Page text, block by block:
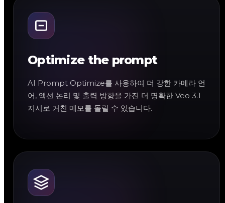
Optimize the prompt
AI Prompt Optimize를 사용하여 더 강한 카메라 언
어, 액션 논리 및 출력 방향을 가진 더 명확한 Veo 3.1
지시로 거친 메모를 돌릴 수 있습니다.